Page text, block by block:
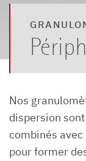
Nos
dispersion
combinés
pour former